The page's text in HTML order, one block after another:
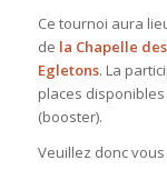
Ce tournoi aura
de la Chapelle
Egletons. La
places
(booster).
Veuillez donc